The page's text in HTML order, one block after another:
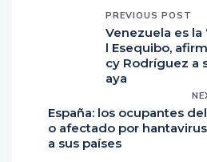
PREVIOUS POST
Venezuela es la
l Esequibo,
cy Rodríguez a
aya
España: los ocupantes
o afectado por
a sus países